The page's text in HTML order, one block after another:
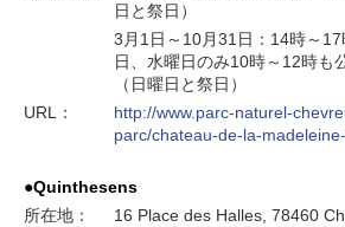
日と祭日）
3月1日～10月31日：14時～
日、水曜日のみ10時～12時も
（日曜日と祭日）
URL：
http://www.parc-naturel-
parc/chateau-de-la-
●Quinthesens
所在地：
16 Place des Halles, 78460